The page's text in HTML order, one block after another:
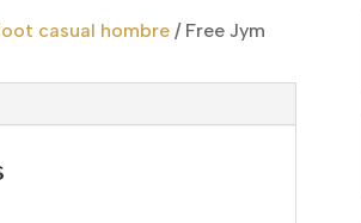
casual hombre / Free Jym